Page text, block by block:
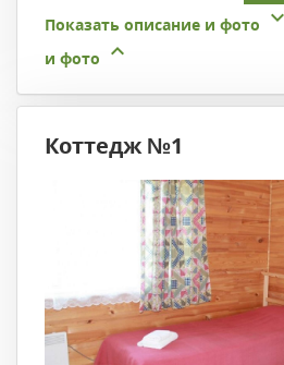
Показать описание и фото
и фото
Коттедж №1